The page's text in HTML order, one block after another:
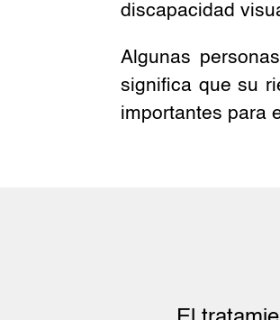
discapacidad
Algunas
significa que su
importantes para